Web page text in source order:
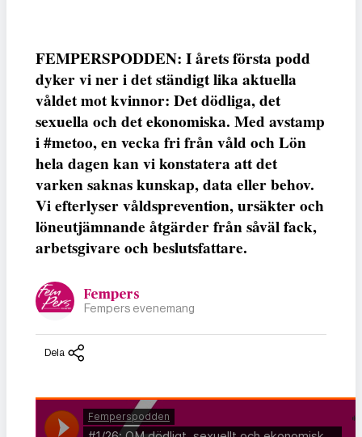
FEMPERSPODDEN: I årets första podd
dyker vi ner i det ständigt lika aktuella
våldet mot kvinnor: Det dödliga, det
sexuella och det ekonomiska. Med avstamp
i #metoo, en vecka fri från våld och Lön
hela dagen kan vi konstatera att det
varken saknas kunskap, data eller behov.
Vi efterlyser våldsprevention, ursäkter och
löneutjämnande åtgärder från såväl fack,
arbetsgivare och beslutsfattare.
Fempers
Fempers evenemang
Dela